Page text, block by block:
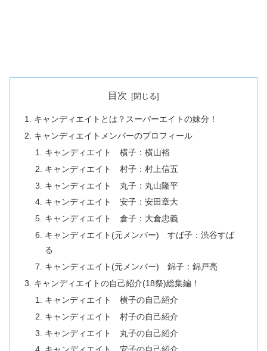
目次
キャンディエイトとは？スーパーエイトの妹分！
キャンディエイトメンバーのプロフィール
キャンディエイト 横子：横山裕
キャンディエイト 村子：村上信五
キャンディエイト 丸子：丸山隆平
キャンディエイト 安子：安田章大
キャンディエイト 倉子：大倉忠義
キャンディエイト(元メンバー) すば子：渋谷すば
る
キャンディエイト(元メンバー) 錦子：錦戸亮
キャンディエイトの自己紹介(18祭)総集編！
キャンディエイト 横子の自己紹介
キャンディエイト 村子の自己紹介
キャンディエイト 丸子の自己紹介